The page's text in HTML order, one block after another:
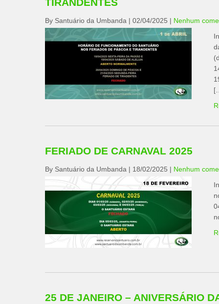
By Santuário da Umbanda | 02/04/2025 | Nenhum
FERIADO DE CARNAVAL 2025
By Santuário da Umbanda | 18/02/2025 | Nenhum
25 DE JANEIRO – ANIVERSÁRIO